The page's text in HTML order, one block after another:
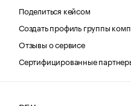
Поделиться кейсом
Создать профиль группы
Отзывы о сервисе
Сертифицированные